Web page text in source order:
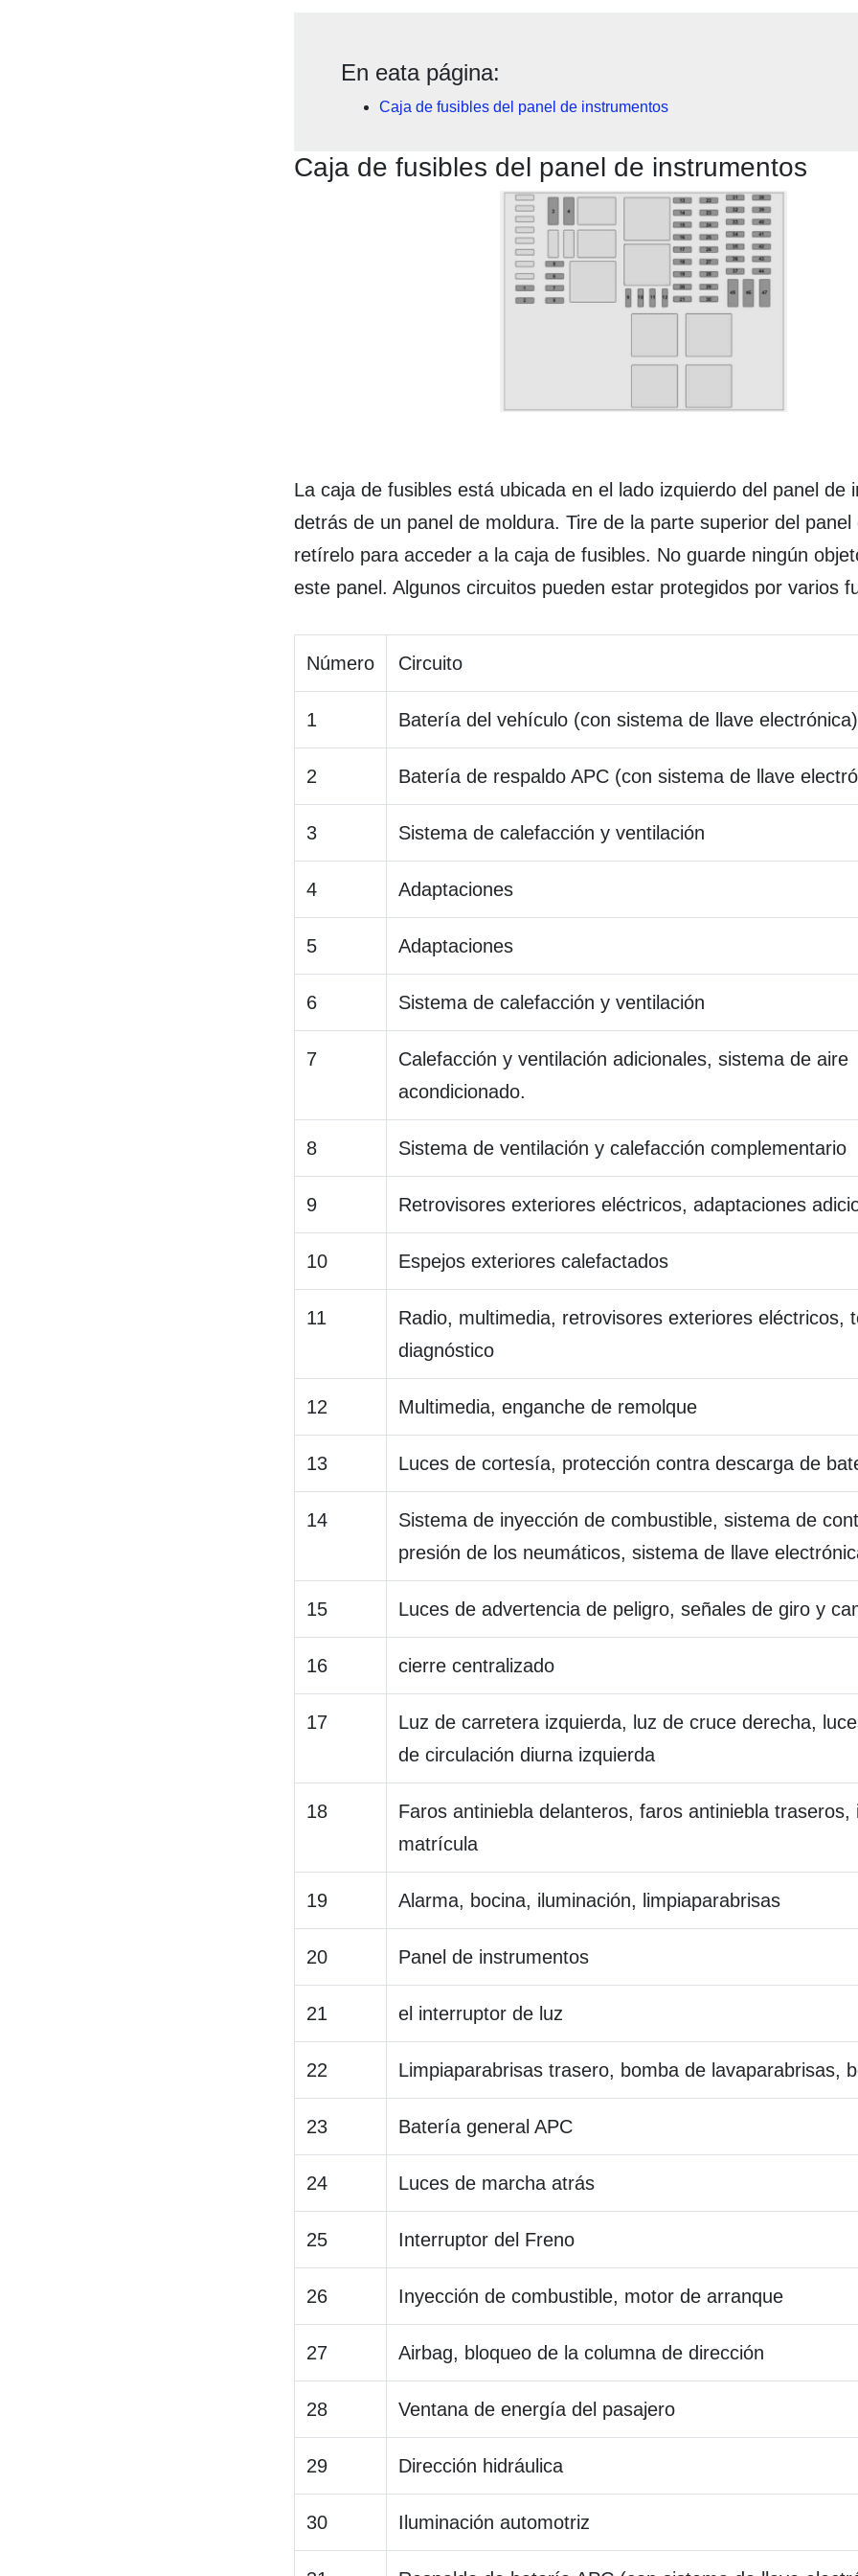
En eata página:
Caja de fusibles del panel de instrumentos
Caja de fusibles del panel de instrumentos
La caja de fusibles está ubicada en el lado izquierdo del panel de
detrás de un panel de moldura. Tire de la parte superior del
retírelo para acceder a la caja de fusibles. No guarde ningún
este panel. Algunos circuitos pueden estar protegidos por varios
Número Circuito
1 Batería del vehículo (con sistema de llave electrónica)
2 Batería de respaldo APC (con sistema de llave
3 Sistema de calefacción y ventilación
4 Adaptaciones
5 Adaptaciones
6 Sistema de calefacción y ventilación
7
Calefacción y ventilación adicionales, sistema de aire
acondicionado.
8 Sistema de ventilación y calefacción complementario
9 Retrovisores exteriores eléctricos, adaptaciones
10 Espejos exteriores calefactados
11
Radio, multimedia, retrovisores exteriores eléctricos,
diagnóstico
12 Multimedia, enganche de remolque
13 Luces de cortesía, protección contra descarga de
14
Sistema de inyección de combustible, sistema de
presión de los neumáticos, sistema de llave
15 Luces de advertencia de peligro, señales de giro y
16 cierre centralizado
17
Luz de carretera izquierda, luz de cruce derecha,
de circulación diurna izquierda
18
Faros antiniebla delanteros, faros antiniebla traseros,
matrícula
19 Alarma, bocina, iluminación, limpiaparabrisas
20 Panel de instrumentos
21 el interruptor de luz
22 Limpiaparabrisas trasero, bomba de lavaparabrisas,
23 Batería general APC
24 Luces de marcha atrás
25 Interruptor del Freno
26 Inyección de combustible, motor de arranque
27 Airbag, bloqueo de la columna de dirección
28 Ventana de energía del pasajero
29 Dirección hidráulica
30 Iluminación automotriz